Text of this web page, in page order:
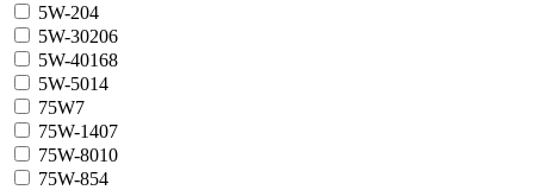
5W-204
5W-30206
5W-40168
5W-5014
75W7
75W-1407
75W-8010
75W-854